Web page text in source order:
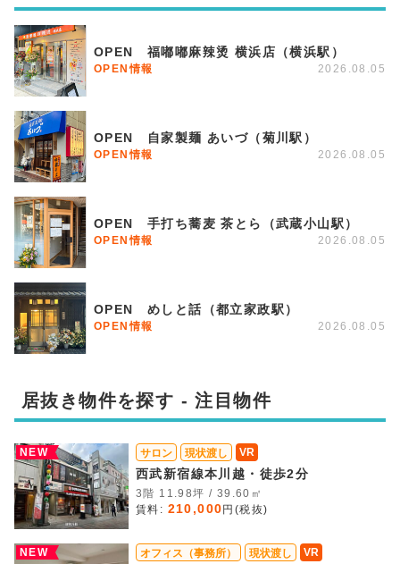
OPEN 福嘟嘟麻辣烫 横浜店（横浜駅）
OPEN情報 2026.08.05
OPEN 自家製麺 あいづ（菊川駅）
OPEN情報 2026.08.05
OPEN 手打ち蕎麦 茶とら（武蔵小山駅）
OPEN情報 2026.08.05
OPEN めしと話（都立家政駅）
OPEN情報 2026.08.05
居抜き物件を探す - 注目物件
NEW サロン 現状渡し VR
西武新宿線本川越・徒歩2分
3階 11.98坪 / 39.60㎡
賃料: 210,000 円(税抜)
NEW オフィス（事務所） 現状渡し VR